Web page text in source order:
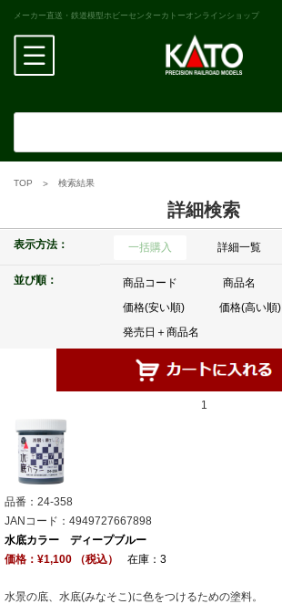
メーカー直送・鉄道模型ホビーセンターカトーオンラインショップ
TOP 検索結果
詳細検索
表示方法： 一括購入 詳細一覧
並び順： 商品コード 商品名
価格(安い順)
価格(高い順)
発売日＋商品名
1
品番：24-358
JANコード：4949727667898
水底カラー ディープブルー
価格：¥1,100 （税込）
在庫：3
水景の底、水底(みなそこ)に色をつけるための塗料。